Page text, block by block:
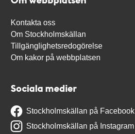
Kontakta oss
Om Stockholmskällan
Tillgänglighetsredogörelse
Om kakor på webbplatsen
Sociala medier
Stockholmskällan på Facebook
Stockholmskällan på Instagram